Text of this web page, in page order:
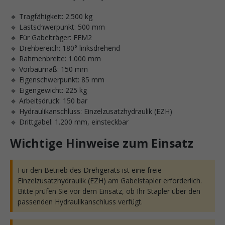
🔹 Tragfähigkeit: 2.500 kg
🔹 Lastschwerpunkt: 500 mm
🔹 Für Gabelträger: FEM2
🔹 Drehbereich: 180° linksdrehend
🔹 Rahmenbreite: 1.000 mm
🔹 Vorbaumaß: 150 mm
🔹 Eigenschwerpunkt: 85 mm
🔹 Eigengewicht: 225 kg
🔹 Arbeitsdruck: 150 bar
🔹 Hydraulikanschluss: Einzelzusatzhydraulik (EZH)
🔹 Drittgabel: 1.200 mm, einsteckbar
Wichtige Hinweise zum Einsatz
Für den Betrieb des Drehgeräts ist eine freie
Einzelzusatzhydraulik (EZH) am Gabelstapler erforderlich.
Bitte prüfen Sie vor dem Einsatz, ob Ihr Stapler über den
passenden Hydraulikanschluss verfügt.